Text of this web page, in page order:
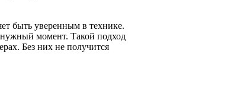
быть уверенным в технике.
момент. Такой подход
Без них не получится